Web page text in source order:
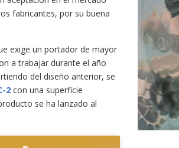
fabricantes, por su buena
exige un portador de mayor
a trabajar durante el año
del diseño anterior, se
2 con una superficie
se ha lanzado al